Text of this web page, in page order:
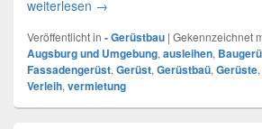
weiterlesen Gerüstbau Augsburg
→
Veröffentlicht in - Gerüstbau | Gekennzeichnet
Augsburg und Umgebung, ausleihen,
Fassadengerüst, Gerüst, Gerüstbaü, Gerüste,
Verleih, vermietung